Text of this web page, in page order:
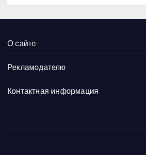
О сайте
Рекламодателю
Контактная информация